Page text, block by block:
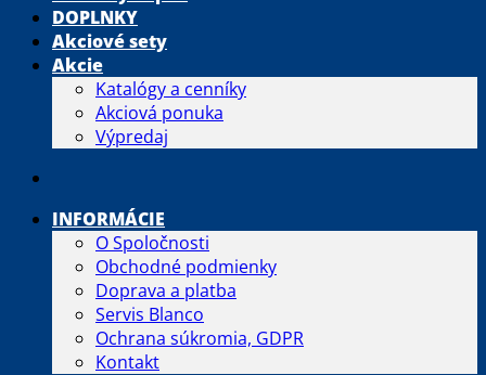
DOPLNKY
Akciové sety
Akcie
Katalógy a cenníky
Akciová ponuka
Výpredaj
INFORMÁCIE
O Spoločnosti
Obchodné podmienky
Doprava a platba
Servis Blanco
Ochrana súkromia, GDPR
Kontakt